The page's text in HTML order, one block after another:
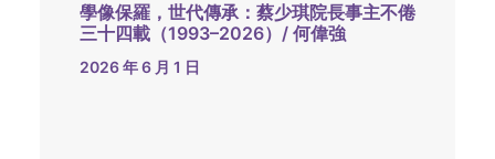
學像保羅，世代傳承：蔡少琪院長事主不倦
三十四載（1993–2026）/ 何偉強
2026 年 6 月 1 日